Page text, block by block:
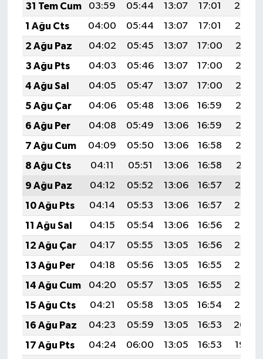
31 Tem Cum
03:59 05:44 13:07 17:01
20:20
1 Ağu Cts
04:00 05:44 13:07 17:01
20:19
2 Ağu Paz
04:02 05:45 13:07 17:00
20:18
3 Ağu Pts
04:03 05:46 13:07 17:00
20:17
4 Ağu Sal
04:05 05:47 13:07 17:00
20:16
5 Ağu Çar
04:06 05:48 13:06 16:59
20:15
6 Ağu Per
04:08 05:49 13:06 16:59
20:13
7 Ağu Cum
04:09 05:50 13:06 16:58
20:12
8 Ağu Cts
04:11 05:51 13:06 16:58
20:11
9 Ağu Paz
04:12 05:52 13:06 16:57
20:10
10 Ağu Pts
04:14 05:53 13:06 16:57
20:08
11 Ağu Sal
04:15 05:54 13:06 16:56
20:07
12 Ağu Çar
04:17 05:55 13:05 16:56
20:06
13 Ağu Per
04:18 05:56 13:05 16:55
20:05
14 Ağu Cum
04:20 05:57 13:05 16:55
20:03
15 Ağu Cts
04:21 05:58 13:05 16:54
20:02
16 Ağu Paz
04:23 05:59 13:05 16:53
20:00
17 Ağu Pts
04:24 06:00 13:05 16:53
19:59